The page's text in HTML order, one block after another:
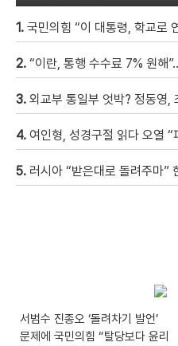
1. 국민의힘 “이 대통령, 학교로 연좌
2. “이란, 통행 수수료 7% 원해
3. 외교부 통일부 엇박? 정동영, 조현 ‘이상
4. 여인형, 성경구절 읽다 오열 “피
5. 러시아 “받은대로 돌려주마” 한 밤 중 미사일·드
서범수 진종오 ‘돌려차기 발언’
문제에 국민의힘 “탈당보다 윤리